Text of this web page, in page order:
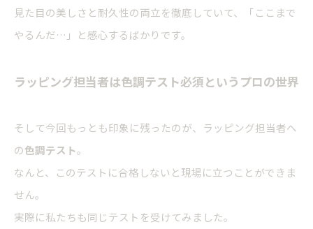
見た目の美しさと耐久性の両立を徹底していて、「ここまで
やるんだ…」と感心するばかりです。
ラッピング担当者は色調テスト必須というプロの世界
そして今回もっとも印象に残ったのが、ラッピング担当者へ
の色調テスト。
なんと、このテストに合格しないと現場に立つことができま
せん。
実際に私たちも同じテストを受けてみました。